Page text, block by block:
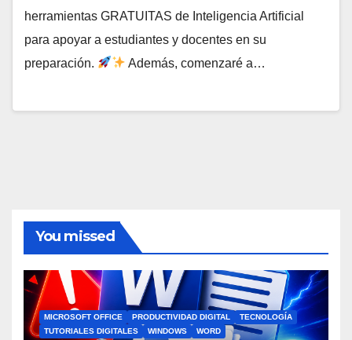
herramientas GRATUITAS de Inteligencia Artificial
para apoyar a estudiantes y docentes en su
preparación.
Además, comenzaré a…
You missed
MICROSOFT OFFICE PRODUCTIVIDAD DIGITAL
TECNOLOGÍA
TUTORIALES DIGITALES
WINDOWS WORD